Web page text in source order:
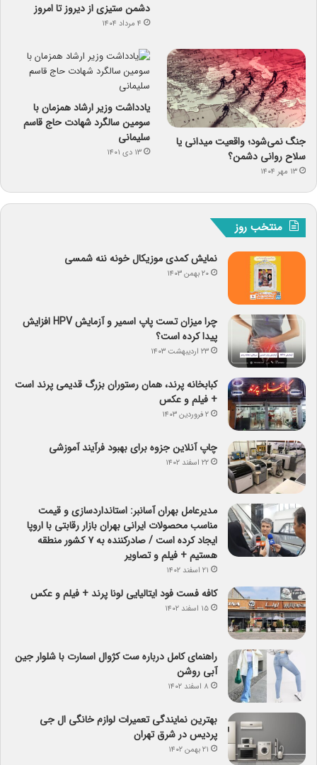
دشمن ستیزی از دیروز تا امروز
۴ مرداد ۱۴۰۴
جنگ نمی‌شود؛ واقعیت میدانی یا
سلاح روانی دشمن؟
۱۳ مهر ۱۴۰۴
یادداشت وزیر ارشاد همزمان با
سومین سالگرد شهادت حاج قاسم
سلیمانی
۱۳ دی ۱۴۰۱
منتخب روز
نمایش کمدی موزیکال خونه ننه شمسی
۲۰ بهمن ۱۴۰۳
چرا میزان تست پاپ اسمیر و آزمایش HPV افزایش
پیدا کرده است؟
۲۳ اردیبهشت ۱۴۰۳
کبابخانه پرند، همان رستوران بزرگ قدیمی پرند است
+ فیلم و عکس
۲ فروردین ۱۴۰۳
چاپ آنلاین جزوه برای بهبود فرآیند آموزشی
۲۲ اسفند ۱۴۰۲
مدیرعامل بهران آسانبر: استانداردسازی و قیمت
مناسب محصولات ایرانی بهران بازار رقابتی با اروپا
ایجاد کرده است / صادرکننده به ۷ کشور منطقه
هستیم + فیلم و تصاویر
۲۱ اسفند ۱۴۰۲
کافه فست فود ایتالیایی لونا پرند + فیلم و عکس
۱۵ اسفند ۱۴۰۲
راهنمای کامل درباره ست کژوال اسمارت با شلوار جین
آبی روشن
۸ اسفند ۱۴۰۲
بهترین نمایندگی تعمیرات لوازم خانگی ال جی
پردیس در شرق تهران
۲۱ بهمن ۱۴۰۲